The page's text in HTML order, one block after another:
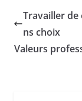
Travailler de
ns choix
Valeurs